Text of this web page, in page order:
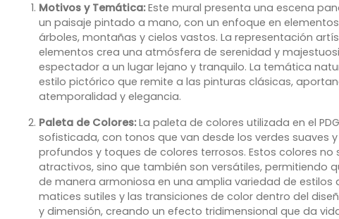
Motivos y Temática:Este mural presenta una escena
un paisaje pintado a mano, con un enfoque en
árboles, montañas y cielos vastos. La representación
elementos crea una atmósfera de serenidad y
espectador a un lugar lejano y tranquilo. La temática
estilo pictórico que remite a las pinturas clásicas,
atemporalidad y elegancia.
Paleta de Colores:La paleta de colores utilizada en el
sofisticada, con tonos que van desde los verdes suaves
profundos y toques de colores terrosos. Estos colores no
atractivos, sino que también son versátiles, permitiendo
de manera armoniosa en una amplia variedad de estilos
matices sutiles y las transiciones de color dentro del
y dimensión, creando un efecto tridimensional que da